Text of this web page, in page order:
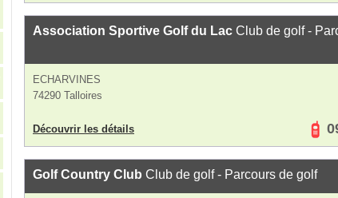
Association Sportive Golf du Lac Club de golf -
ECHARVINES
74290 Talloires
Découvrir les détails
Golf Country Club Club de golf - Parcours de golf